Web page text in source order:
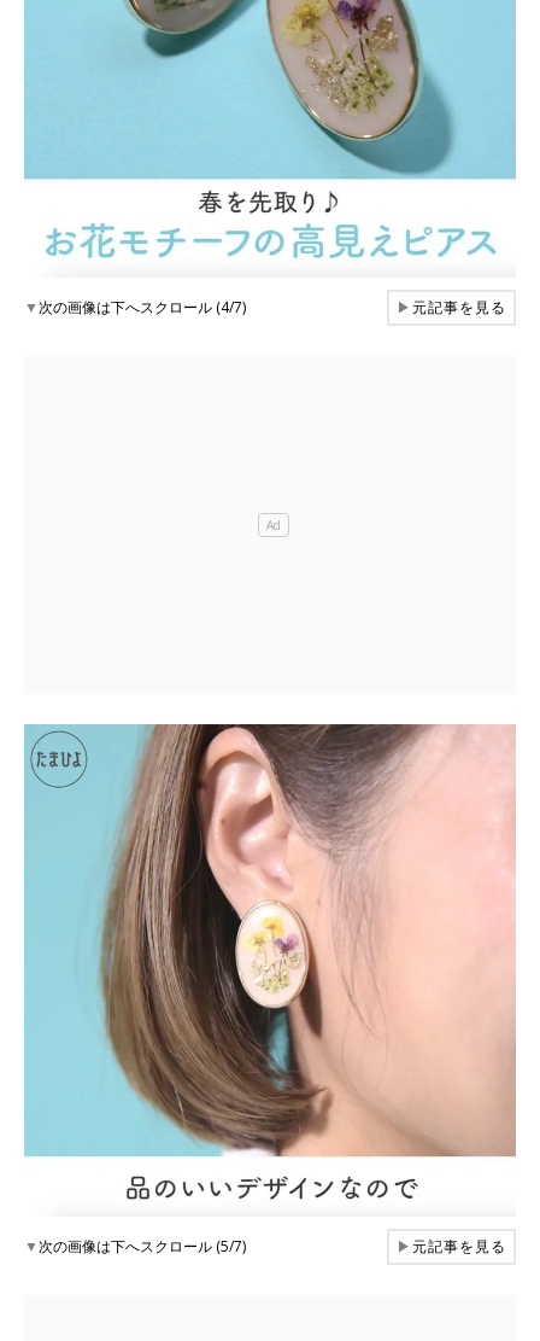
▼次の画像は下へスクロール (4/7) ▶元記事を見る
▼次の画像は下へスクロール (5/7) ▶元記事を見る